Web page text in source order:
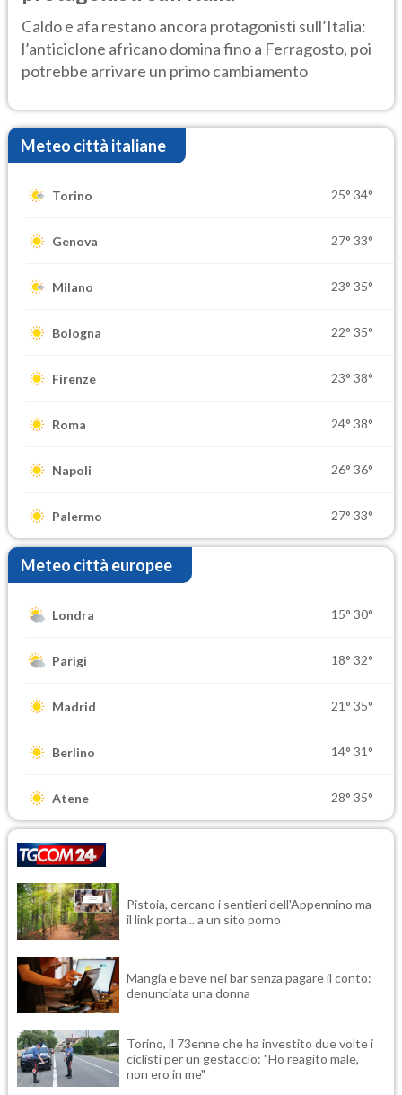
Caldo e afa restano ancora protagonisti sull’Italia:
l’anticiclone africano domina fino a Ferragosto, poi
potrebbe arrivare un primo cambiamento
Meteo città italiane
Torino 25° 34°
Genova 27° 33°
Milano 23° 35°
Bologna 22° 35°
Firenze 23° 38°
Roma 24° 38°
Napoli 26° 36°
Palermo 27° 33°
Meteo città europee
Londra 15° 30°
Parigi 18° 32°
Madrid 21° 35°
Berlino 14° 31°
Atene 28° 35°
Pistoia, cercano i sentieri dell'Appennino ma
il link porta... a un sito porno
Mangia e beve nei bar senza pagare il conto:
denunciata una donna
Torino, il 73enne che ha investito due volte i
ciclisti per un gestaccio: "Ho reagito male,
non ero in me"